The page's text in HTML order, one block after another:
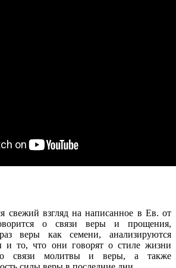
свежий взгляд на написанное в Ев. от
о связи веры и прощения,
веры как семени, анализируются
и то, что они говорят о стиле жизни
о связи молитвы и веры, а также